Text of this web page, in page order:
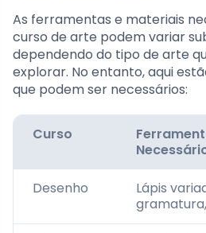
As ferramentas e materiais
curso de arte podem variar
dependendo do tipo de arte
explorar. No entanto, aqui
que podem ser necessários:
Curso
Desenho
Lápis